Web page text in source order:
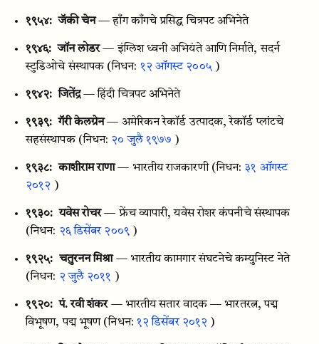
१९५४: जॅकी चेन — हाँग काँगचे प्रसिद्ध चित्रपट अभिनेते
१९४६: जॉन लोडर — इंग्लिश ध्वनी अभियंते आणि निर्माते, सदर्न
स्टुडिओचे संस्थापक (निधन: १२ ऑगस्ट २००५ )
१९४२: जितेंद्र — हिंदी चित्रपट अभिनेते
१९३९: गॅरी केलग्रेन — अमेरिकन रेकॉर्ड उत्पादक, रेकॉर्ड प्लांटचे
सहसंस्थापक (निधन: २० जुलै १९७७ )
१९३८: काशीराम राणा — भारतीय राजकारणी (निधन: ३१ ऑगस्ट
२०१२ )
१९३०: यवेस रोचर — फ्रेंच व्यापारी, यवेस रोशर कंपनीचे संस्थापक
(निधन: २६ डिसेंबर २००९)
१९२५: चतुरनन मिश्रा — भारतीय कामगार संघटनेचे कम्युनिस्ट नेते
(निधन: २ जुलै २०११ )
१९२०: पं. रवी शंकर — भारतीय सतार वादक — भारतरत्न, पद्म
विभूषण, पद्म भूषण (निधन: १२ डिसेंबर २०१२ )